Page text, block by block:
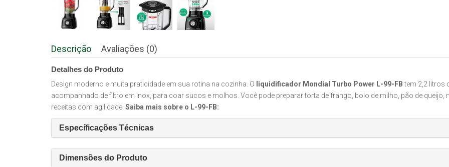
Descrição Avaliações (0)
Detalhes do Produto
Design moderno e muita praticidade em sua rotina na cozinha. O liquidificador Mondial Turbo Power L-99-FBtem 2,2 litros
acompanhado de filtro em inox, para coar sucos e molhos. Você pode preparar torta de frango, bolo de milho, pão de queijo,
receitas com agilidade. Saiba mais sobre o L-99-FB:
Específicações Técnicas
Dimensões do Produto